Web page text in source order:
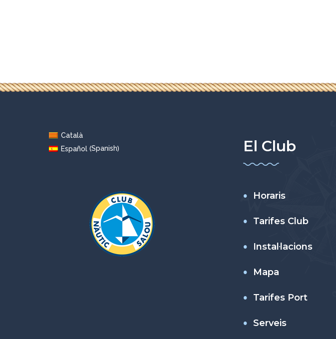
Català
Español(Spanish) El Club
Horaris
Tarifes Club
Instal·lacions
Mapa
Tarifes Port
Serveis